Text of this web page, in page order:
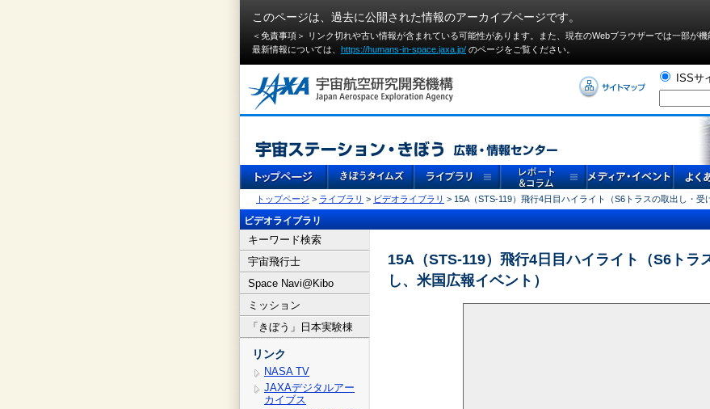
このページは、過去に公開された情報のアーカイブページです。
＜免責事項＞ リンク切れや古い情報が含まれている可能性があります。また、現在のWebブラウザーでは⼀部が機
最新情報については、 https://humans-in-space.jaxa.jp/ のページをご覧ください。
ISSサ
トップページ > ライブラリ > ビデオライブラリ > 15A（STS-119）飛行4日目ハイライト（S6トラスの取出し・受
ビデオライブラリ
キーワード検索
宇宙飛行士
Space Navi@Kibo
ミッション
「きぼう」日本実験棟
リンク
NASA TV
JAXAデジタルアー
カイブス
15A（STS-119）飛行4日目ハイライト（S6トラ
し、米国広報イベント）